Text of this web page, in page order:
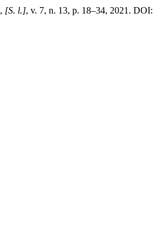
, [S. l.], v. 7, n. 13, p. 18–34, 2021. DOI: